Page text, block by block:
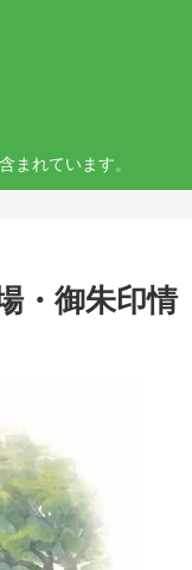
まれています。
・御朱印情